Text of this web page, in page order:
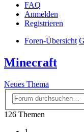
FAQ
Anmelden
Registrieren
Foren-Übersicht
Minecraft
Neues Thema
126 Themen